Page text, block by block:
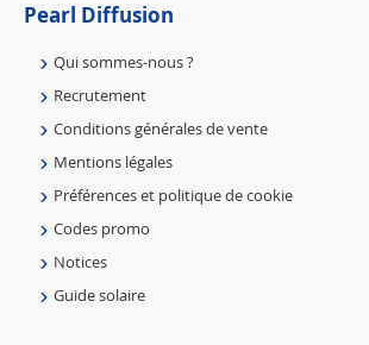
Pearl Diffusion
Qui sommes-nous ?
Recrutement
Conditions générales de vente
Mentions légales
Préférences et politique de cookie
Codes promo
Notices
Guide solaire